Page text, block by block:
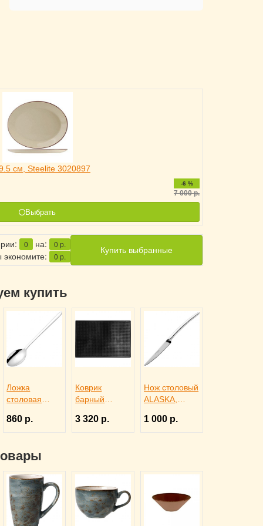
см, Steelite 3020897
-6 %
7 000р.
Выбрать
0 на: 0 р.
экономите: 0 р.
Купить выбранные
купить
Ложка
столовая
Eternum
3110142
860 р.
Коврик
барный
черный
резиновый,
3 320 р.
Нож столовый
ALASKA,
3110291
1 000 р.